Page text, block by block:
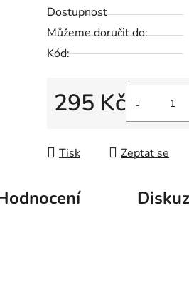
z
5
hvězdiček.
Dostupnost
Můžeme doručit do:
Kód:
295 Kč
Tisk Zeptat se